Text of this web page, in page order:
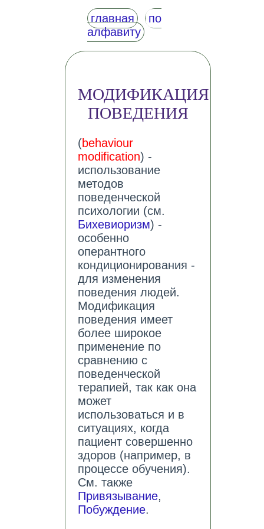
главная
по
алфавиту
МОДИФИКАЦИЯ
ПОВЕДЕНИЯ
(behaviour
modification) -
использование
методов
поведенческой
психологии (см.
Бихевиоризм) -
особенно
оперантного
кондиционирования -
для изменения
поведения людей.
Модификация
поведения имеет
более широкое
применение по
сравнению с
поведенческой
терапией, так как она
может
использоваться и в
ситуациях, когда
пациент совершенно
здоров (например, в
процессе обучения).
См. также
Привязывание,
Побуждение.